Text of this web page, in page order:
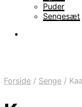
Puder
Sengesæt
Forside / Senge /